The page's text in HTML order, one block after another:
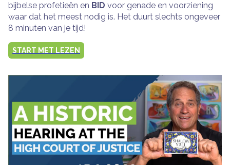
bijbelse profetieën en BID voor genade en voorziening
waar dat het meest nodig is. Het duurt slechts ongeveer
8 minuten van je tijd!
START MET LEZEN